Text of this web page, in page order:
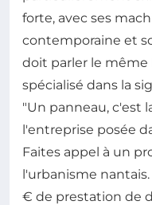
forte, avec ses
contemporaine et
doit parler le même
spécialisé dans la
"Un panneau, c'est
l'entreprise posée
Faites appel à un
l'urbanisme
€ de prestation de